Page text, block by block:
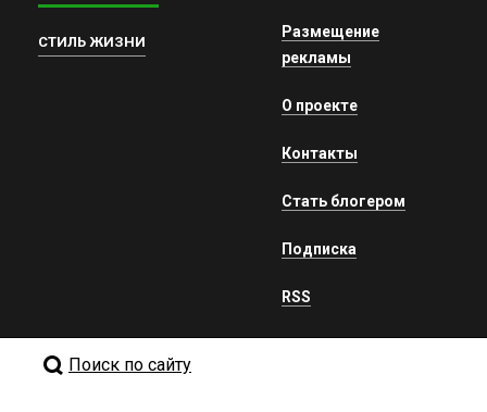
СТИЛЬ ЖИЗНИ
Размещение
рекламы
О проекте
Контакты
Стать блогером
Подписка
RSS
Поиск по сайту